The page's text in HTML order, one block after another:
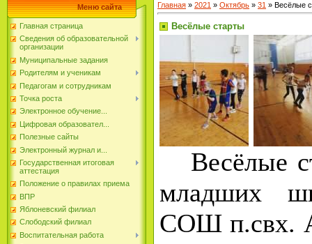
Меню сайта
Главная страница
Сведения об образовательной
организации
Муниципальные задания
Родителям и ученикам
Педагогам и сотрудникам
Точка роста
Электронное обучение...
Цифровая образовател...
Полезные сайты
Электронный журнал и...
Государственная итоговая
аттестация
Положение о правилах приема
ВПР
Яблоневский филиал
Слободский филиал
Воспитательная работа
Главная » 2021 » Октябрь » 31 » Весёлые
Весёлые старты
Весёлые
младших
СОШ п.свх.